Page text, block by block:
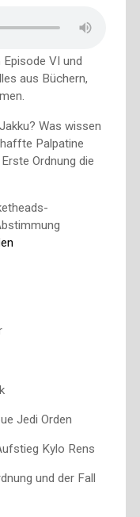
VI und
aus Büchern,
Was wissen
Palpatine
Ordnung die
Jedi Orden
Kylo Rens
und der Fall